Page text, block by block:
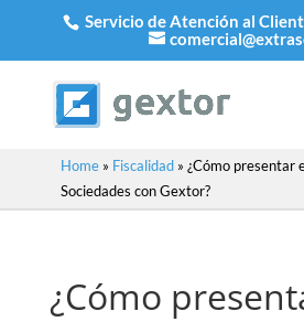
Servicio de Atención al
Home» Fiscalidad» ¿Cómo presentar
Sociedades con Gextor?
¿Cómo